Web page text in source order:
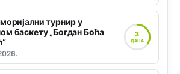
турнир у
баскету „Богдан Боћа
3
ДАНА